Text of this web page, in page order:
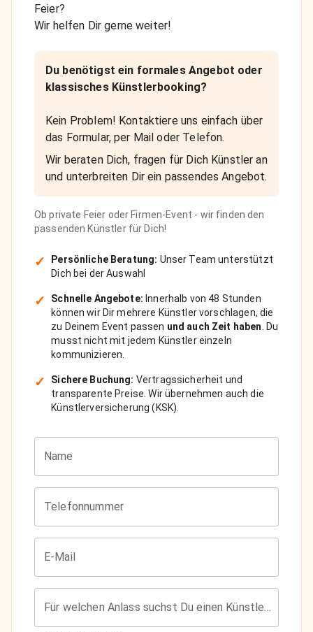
Feier?
Wir helfen Dir gerne weiter!
Du benötigst ein formales Angebot oder
klassisches Künstlerbooking?
Kein Problem! Kontaktiere uns einfach über
das Formular, per Mail oder Telefon.
Wir beraten Dich, fragen für Dich Künstler an
und unterbreiten Dir ein passendes Angebot.
Ob private Feier oder Firmen-Event - wir finden den
passenden Künstler für Dich!
✓ Persönliche Beratung: Unser Team unterstützt
Dich bei der Auswahl
✓ Schnelle Angebote: Innerhalb von 48 Stunden
können wir Dir mehrere Künstler vorschlagen, die
zu Deinem Event passen und auch Zeit haben. Du
musst nicht mit jedem Künstler einzeln
kommunizieren.
✓ Sichere Buchung: Vertragssicherheit und
transparente Preise. Wir übernehmen auch die
Künstlerversicherung (KSK).
Name
Telefonnummer
E-Mail
Für welchen Anlass suchst Du einen Künstler?